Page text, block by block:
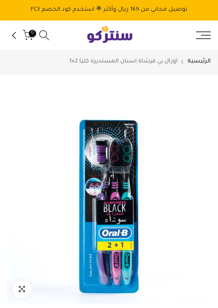
إلى
المحتوى
توصيل مجاني من 169 ريال وأكثر 🌟 استخدم كود الخصم FC3
0
الرئيسية اورال بي فرشاة اسنان المستديرة كليا 2+1
انقر للتكبير